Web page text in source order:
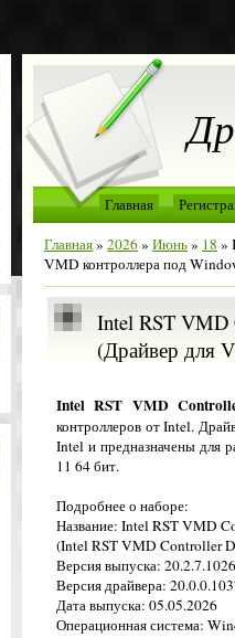
Главная
Главная» 2026» Июнь» 18 »
VMD контроллера под
Intel RST VMD
(Драйвер для
Intel RST VMD
контроллеров от Intel.
Intel и предназначены для
11 64 бит.
Подробнее о наборе:
Название: Intel RST VMD
(Intel RST VMD Controller
Версия выпуска:
Версия драйвера:
Дата выпуска: 05.05.2026
Операционная система: